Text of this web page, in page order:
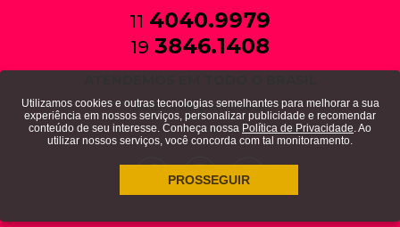
11 4040.9979
19 3846.1408
política de privacidade
Utilizamos cookies e outras tecnologias semelhantes para melhorar a sua
experiência em nossos serviços, personalizar publicidade e recomendar
conteúdo de seu interesse. Conheça nossa Política de Privacidade. Ao
utilizar nossos serviços, você concorda com tal monitoramento.
PROSSEGUIR